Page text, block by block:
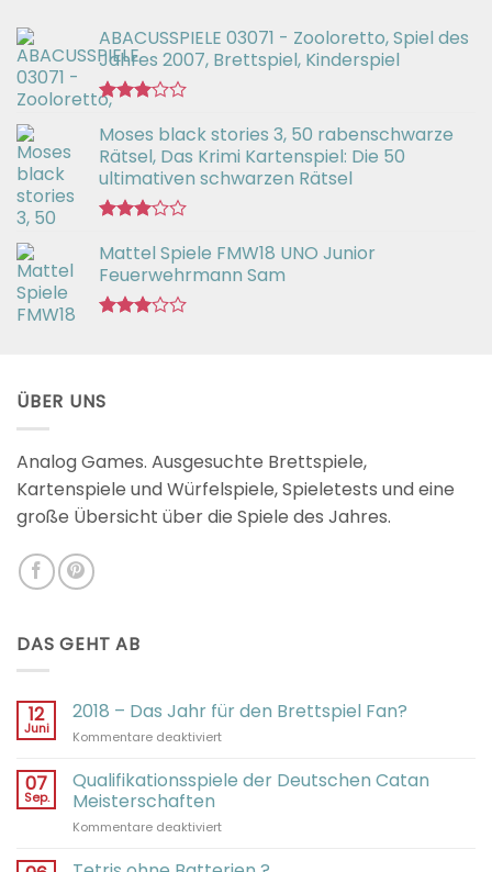
ABACUSSPIELE 03071 - Zooloretto, Spiel des
Jahres 2007, Brettspiel, Kinderspiel
mit
3.02
von 5
Moses black stories 3, 50 rabenschwarze
Rätsel, Das Krimi Kartenspiel: Die 50
ultimativen schwarzen Rätsel
mit
3.00
von 5
Mattel Spiele FMW18 UNO Junior
Feuerwehrmann Sam
ÜBER UNS
Analog Games. Ausgesuchte Brettspiele,
Kartenspiele und Würfelspiele, Spieletests und eine
große Übersicht über die Spiele des Jahres.
DAS GEHT AB
12
Juni
2018 – Das Jahr für den Brettspiel Fan?
Kommentare deaktiviertfür
–
Das
für
Brettspiel
07
Sep.
Qualifikationsspiele der Deutschen Catan
Meisterschaften
Kommentare deaktiviertfür
der